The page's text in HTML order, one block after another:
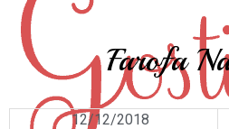
Farofa
12/12/2018